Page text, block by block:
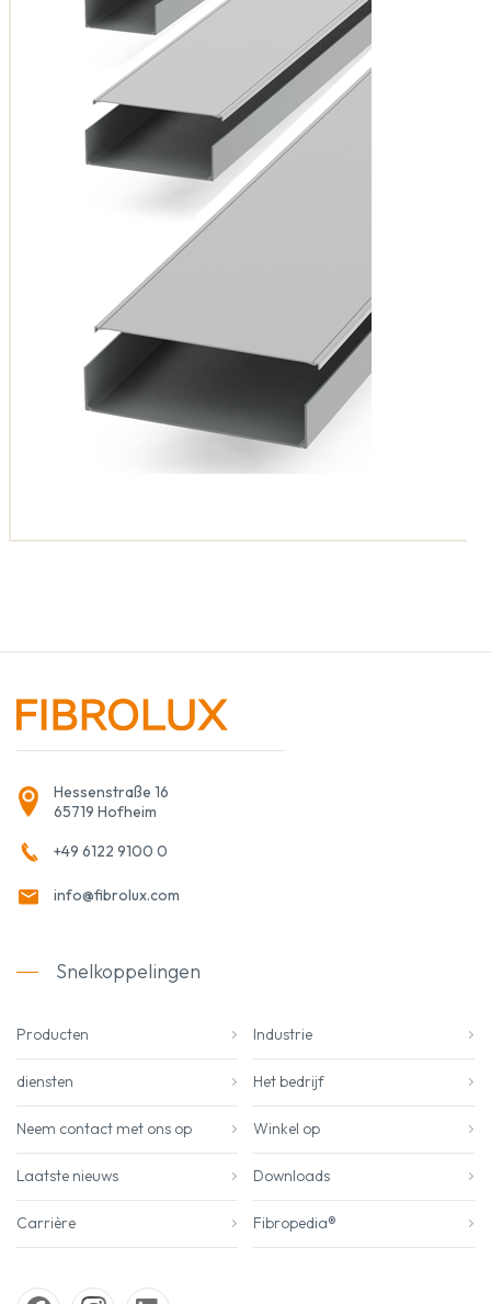
Hessenstraße 16
65719 Hofheim
+49 6122 9100 0
info@fibrolux.com
Snelkoppelingen
Producten Industrie
diensten Het bedrijf
Neem contact met ons op Winkel op
Laatste nieuws Downloads
Carrière Fibropedia®